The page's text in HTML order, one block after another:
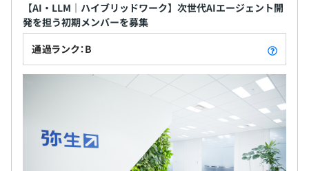
【AI・LLM｜ハイブリッドワーク】次世代AIエージェント開
発を担う初期メンバーを募集
通過ランク：B